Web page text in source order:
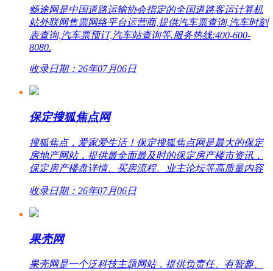
畅途网是中国道路运输协会指定的全国道路客运计算机
站外联网售票网络平台运营商,提供汽车票查询,汽车时刻
表查询,汽车票预订,汽车站查询等.服务热线:400-600-
8080.
收录日期：26年07月06日
保定搜狐焦点网
搜狐焦点，爱家爱生活！保定搜狐焦点网是最大的保定
房地产网站，提供最全面最及时的保定房产楼市资讯，
保定房产楼盘详情、买房流程、业主论坛等高质量内容
收录日期：26年07月06日
果壳网
果壳网是一个泛科技主题网站，提供负责任、有智趣、